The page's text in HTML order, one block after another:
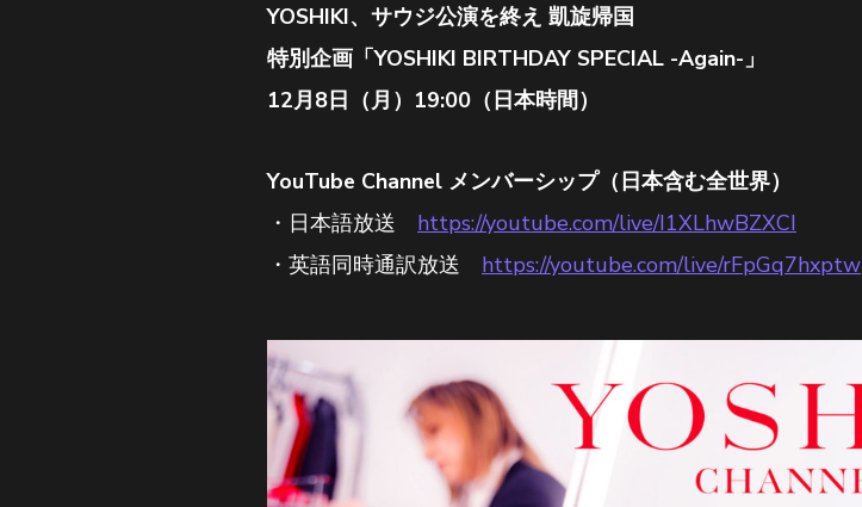
YOSHIKI、サウジ公演を終え 凱旋帰国
特別企画「YOSHIKI BIRTHDAY SPECIAL -Again-」
12月8日（月）19:00（日本時間）
YouTube Channel メンバーシップ（日本含む全世界）
・日本語放送 https://youtube.com/live/I1XLhwBZXCI
・英語同時通訳放送 https://youtube.com/live/rFpGq7hxptw